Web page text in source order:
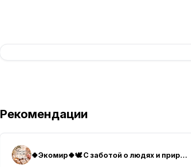
Рекомендации
🍀Экомир🍀🕊️ С заботой о людях и природе🌳